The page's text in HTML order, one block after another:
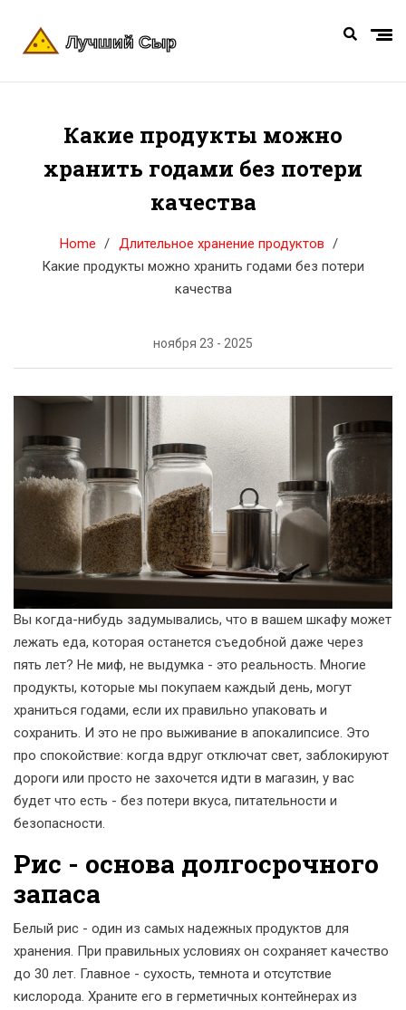
Какие продукты можно
хранить годами без потери
качества
Home
Длительное хранение продуктов
Какие продукты можно хранить годами без потери
качества
ноября 23 - 2025
Вы когда-нибудь задумывались, что в вашем шкафу может
лежать еда, которая останется съедобной даже через
пять лет? Не миф, не выдумка - это реальность. Многие
продукты, которые мы покупаем каждый день, могут
храниться годами, если их правильно упаковать и
сохранить. И это не про выживание в апокалипсисе. Это
про спокойствие: когда вдруг отключат свет, заблокируют
дороги или просто не захочется идти в магазин, у вас
будет что есть - без потери вкуса, питательности и
безопасности.
Рис - основа долгосрочного
запаса
Белый рис - один из самых надежных продуктов для
хранения. При правильных условиях он сохраняет качество
до 30 лет. Главное - сухость, темнота и отсутствие
кислорода. Храните его в герметичных контейнерах из